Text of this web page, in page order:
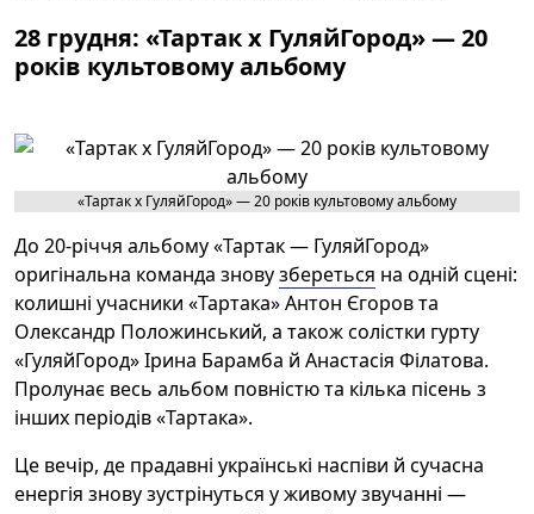
28 грудня: «Тартак х ГуляйГород» — 20
років культовому альбому
«Тартак х ГуляйГород» — 20 років культовому альбому
До 20-річчя альбому «Тартак — ГуляйГород»
оригінальна команда зновузбереться на одній сцені:
колишні учасники «Тартака» Антон Єгоров та
Олександр Положинський, а також солістки гурту
«ГуляйГород» Ірина Барамба й Анастасія Філатова.
Пролунає весь альбом повністю та кілька пісень з
інших періодів «Тартака».
Це вечір, де прадавні українські наспіви й сучасна
енергія знову зустрінуться у живому звучанні —